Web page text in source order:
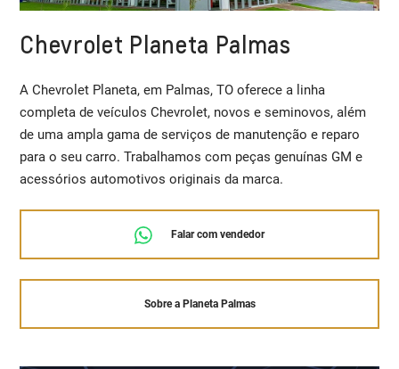
Chevrolet Planeta Palmas
A Chevrolet Planeta, em Palmas, TO oferece a linha
completa de veículos Chevrolet, novos e seminovos, além
de uma ampla gama de serviços de manutenção e reparo
para o seu carro. Trabalhamos com peças genuínas GM e
acessórios automotivos originais da marca.
Falar com vendedor
Sobre a Planeta Palmas